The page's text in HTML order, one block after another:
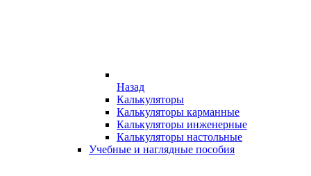
Назад
Калькуляторы
Калькуляторы карманные
Калькуляторы инженерные
Калькуляторы настольные
Учебные и наглядные пособия